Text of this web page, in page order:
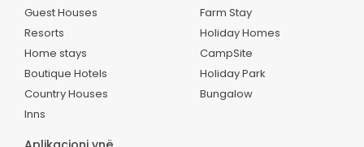
Guest Houses
Resorts
Home stays
Boutique Hotels
Country Houses
Inns
Farm Stay
Holiday Homes
CampSite
Holiday Park
Bungalow